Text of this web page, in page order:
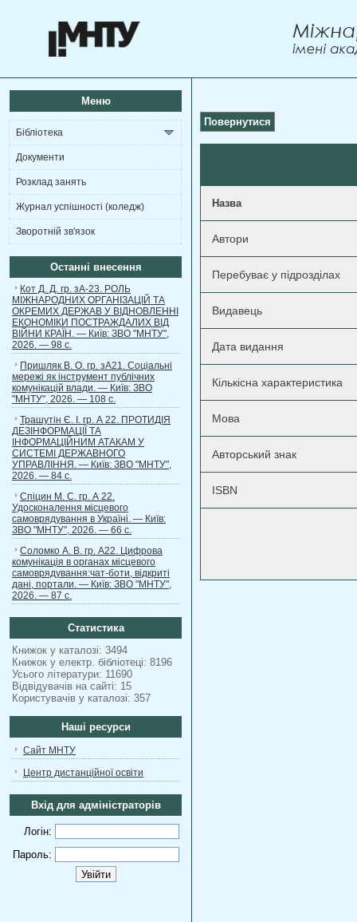
Меню
Бібліотека
Документи
Розклад занять
Журнал успішності (коледж)
Зворотній зв'язок
Останні внесення
Кот Д. Д. гр. зА-23. РОЛЬ
МІЖНАРОДНИХ ОРГАНІЗАЦІЙ ТА
ОКРЕМИХ ДЕРЖАВ У ВІДНОВЛЕННІ
ЕКОНОМІКИ ПОСТРАЖДАЛИХ ВІД
ВІЙНИ КРАЇН. — Київ: ЗВО "МНТУ",
2026. — 98 с.
Пришляк В. О. гр. зА21. Соціальні
мережі як інструмент публічних
комунікацій влади. — Київ: ЗВО
"МНТУ", 2026. — 108 с.
Трашутін Є. І. гр. А 22. ПРОТИДІЯ
ДЕЗІНФОРМАЦІЇ ТА
ІНФОРМАЦІЙНИМ АТАКАМ У
СИСТЕМІ ДЕРЖАВНОГО
УПРАВЛІННЯ. — Київ: ЗВО "МНТУ",
2026. — 84 с.
Спіцин М. С. гр. А 22.
Удосконалення місцевого
самоврядування в Україні. — Київ:
ЗВО "МНТУ", 2026. — 66 с.
Соломко А. В. гр. А22. Цифрова
комунікація в органах місцевого
самоврядування:чат-боти, відкриті
дані, портали. — Київ: ЗВО "МНТУ",
2026. — 87 с.
Статистика
Книжок у каталозі: 3494
Книжок у електр. бібліотеці: 8196
Усього літератури: 11690
Відвідувачів на сайті: 15
Користувачів у каталозі: 357
Наші ресурси
Сайт МНТУ
Центр дистанційної освіти
Вхід для адміністраторів
Логін:
Пароль:
Повернутися
Назва
Автори
Перебуває у підрозділах
Видавець
Дата видання
Кількісна характеристика
Мова
Авторський знак
ISBN